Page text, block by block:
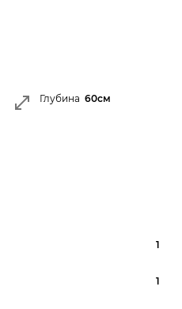
Глубина 60см
1
1